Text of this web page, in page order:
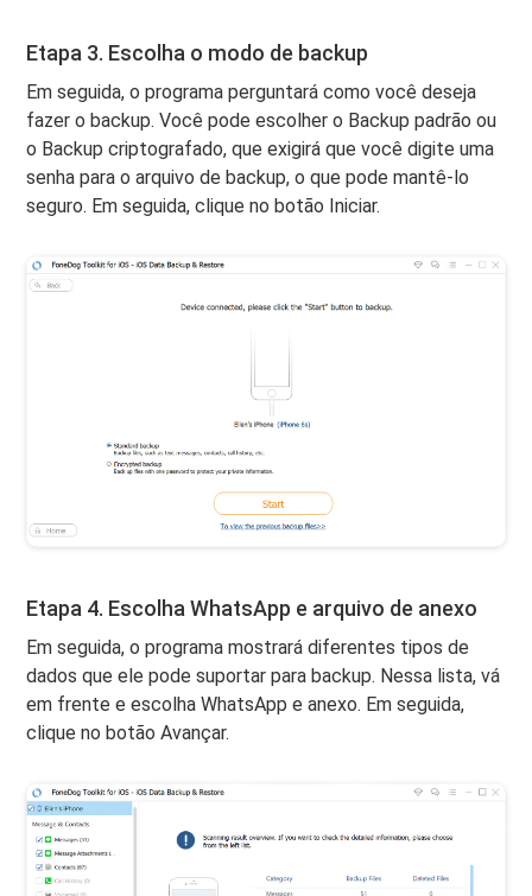
Etapa 3. Escolha o modo de backup
Em seguida, o programa perguntará como você deseja
fazer o backup. Você pode escolher o Backup padrão ou
o Backup criptografado, que exigirá que você digite uma
senha para o arquivo de backup, o que pode mantê-lo
seguro. Em seguida, clique no botão Iniciar.
Etapa 4. Escolha WhatsApp e arquivo de anexo
Em seguida, o programa mostrará diferentes tipos de
dados que ele pode suportar para backup. Nessa lista, vá
em frente e escolha WhatsApp e anexo. Em seguida,
clique no botão Avançar.